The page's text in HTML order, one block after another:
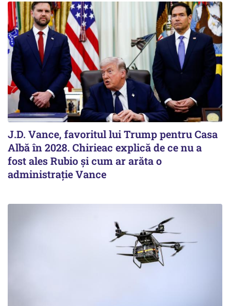
J.D. Vance, favoritul lui Trump pentru Casa
Albă în 2028. Chirieac explică de ce nu a
fost ales Rubio și cum ar arăta o
administrație Vance